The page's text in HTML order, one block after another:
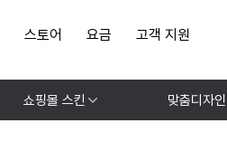
스토어 요금 고객 지원
쇼핑몰 스킨 맞춤디자인